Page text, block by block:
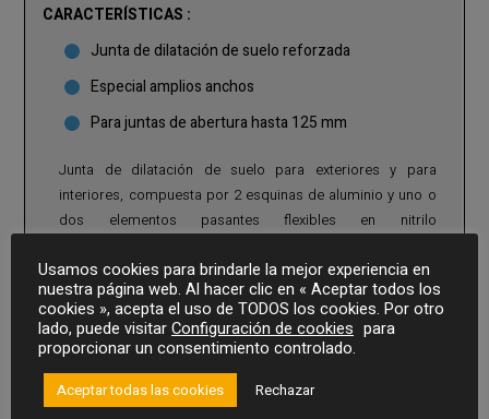
CARACTERÍSTICAS :
Junta de dilatación de suelo reforzada
Especial amplios anchos
Para juntas de abertura hasta 125 mm
Junta de dilatación de suelo para exteriores y para
interiores, compuesta por 2 esquinas de aluminio y uno o
dos elementos pasantes flexibles en nitrilo
permiten absorber los movimientos de expansión. Un
soporte central de aluminio refuerza el sistema y permite
el paso de cargas pesadas.
MÁS INFORMACIÓN
Para junta de suelo en interiores y en exteriores de hasta
130 mm.
Adecuada para el tráfico semipesado. Recomendable
para el paso de vehículos pesados de neumáticos y el
SOLICITAR PRESUPUESTO
Usamos cookies para brindarle la mejor experiencia en
nuestra página web. Al hacer clic en « Aceptar todos los
cookies », acepta el uso de TODOS los cookies. Por otro
lado, puede visitarConfiguración de cookies para
proporcionar un consentimiento controlado.
Aceptar todas las cookies Rechazar